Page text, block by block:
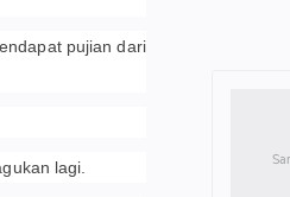
pujian dari
lagi.